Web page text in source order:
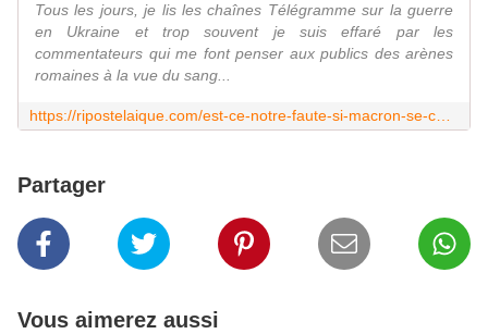
Tous les jours, je lis les chaînes Télégramme sur la guerre
en Ukraine et trop souvent je suis effaré par les
commentateurs qui me font penser aux publics des arènes
romaines à la vue du sang...
https://ripostelaique.com/est-ce-notre-faute-si-macron-se-comporte-en-ennemi-de-la-russie.html
Partager
Vous aimerez aussi